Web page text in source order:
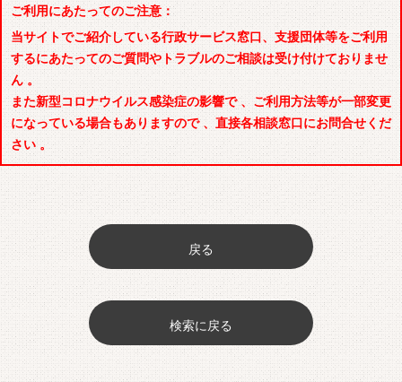
ご利用にあたってのご注意：
当サイトでご紹介している行政サービス窓口、支援団体等をご利用
するにあたってのご質問やトラブルのご相談は受け付けておりませ
ん 。
また新型コロナウイルス感染症の影響で 、ご利用方法等が一部変更
になっている場合もありますので 、直接各相談窓口にお問合せくだ
さい 。
戻る
検索に戻る